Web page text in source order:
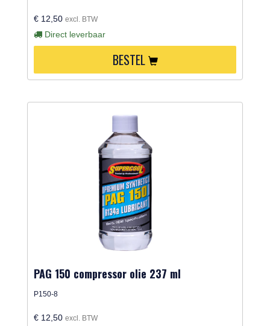
€ 12,50 excl. BTW
Direct leverbaar
BESTEL
PAG 150 compressor olie 237 ml
P150-8
€ 12,50 excl. BTW